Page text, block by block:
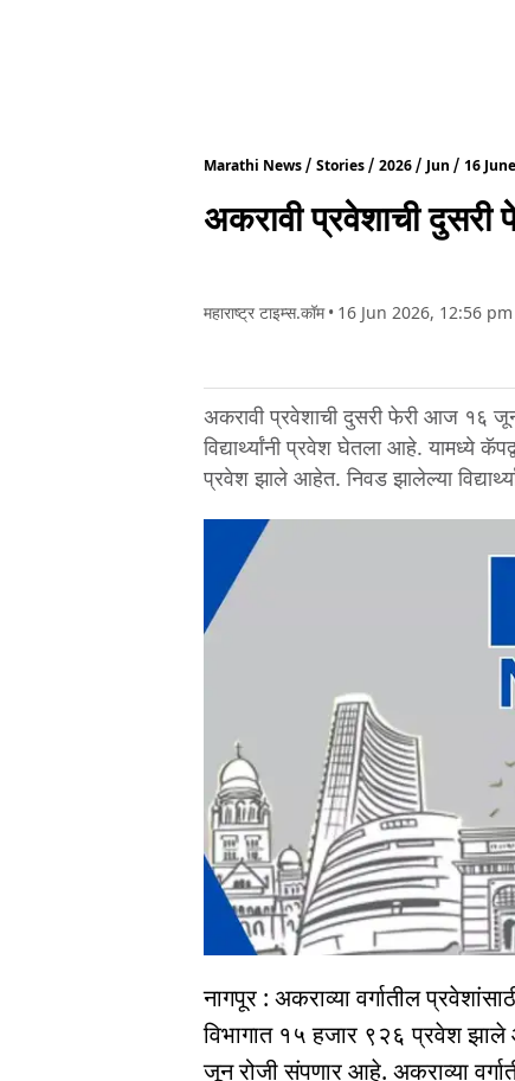
Marathi News Stories 2026 Jun 16 June
अकरावी प्रवेशाची
महाराष्ट्र टाइम्स.कॉम • 16 Jun 2026, 12:56 pm
अकरावी प्रवेशाची दुसरी फेरी आज १६
विद्यार्थ्यांनी प्रवेश घेतला आहे. यामध्ये
प्रवेश झाले आहेत. निवड झालेल्या
नागपूर : अकराव्या वर्गातील
विभागात १५ हजार ९२६ प्रवेश
जून रोजी संपणार आहे. अकराव्या